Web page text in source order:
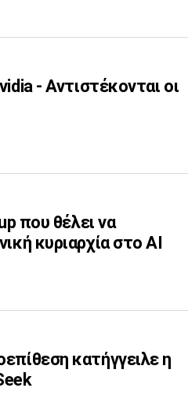
- Αντιστέκονται οι
που θέλει να
κυριαρχία στο ΑΙ
κατήγγειλε η